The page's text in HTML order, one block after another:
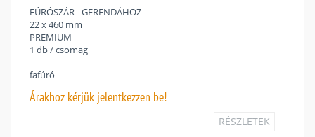
FÚRÓSZÁR - GERENDÁHOZ
22 x 460 mm
PREMIUM
1 db / csomag
fafúró
Árakhoz kérjük jelentkezzen be!
RÉSZLETEK